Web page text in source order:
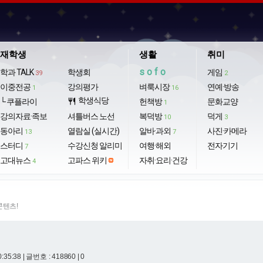
재학생
학과 TALK 39
이중전공 1
└ 쿠플라이
강의자료·족보
동아리 13
스터디 7
고대뉴스 4
학생회
강의평가
restaurant 학생식당
셔틀버스 노선
열람실 (실시간)
수강신청 알리미
고파스 위키
생활
sofo
벼룩시장 16
헌책방 1
복덕방 10
알바·과외 7
여행·해외
자취·요리·건강
취미
게임 2
연예·방송
문화교양
덕게 3
사진·카메라
전자기기
텐츠!
| 글번호 : 418860 | 0